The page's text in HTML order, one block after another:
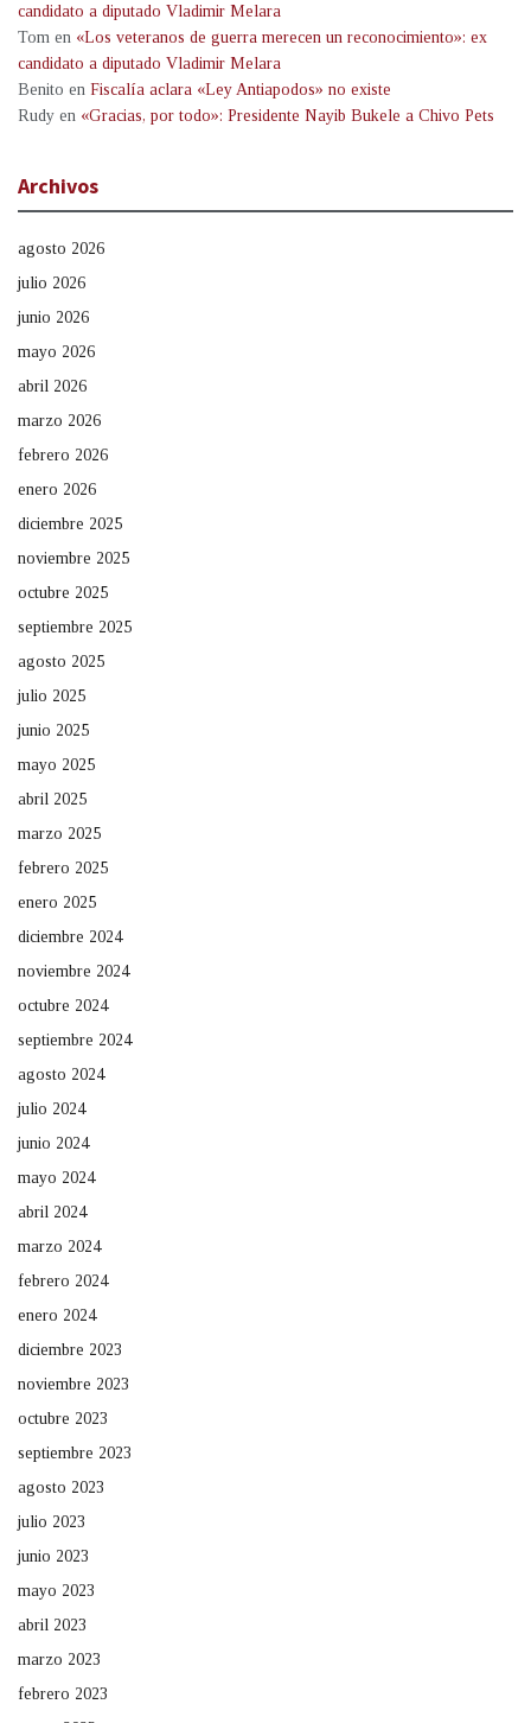
candidato a diputado Vladimir Melara
Tom en «Los veteranos de guerra merecen un reconocimiento»: ex
candidato a diputado Vladimir Melara
Benito en Fiscalía aclara «Ley Antiapodos» no existe
Rudy en «Gracias, por todo»: Presidente Nayib Bukele a Chivo Pets
Archivos
agosto 2026
julio 2026
junio 2026
mayo 2026
abril 2026
marzo 2026
febrero 2026
enero 2026
diciembre 2025
noviembre 2025
octubre 2025
septiembre 2025
agosto 2025
julio 2025
junio 2025
mayo 2025
abril 2025
marzo 2025
febrero 2025
enero 2025
diciembre 2024
noviembre 2024
octubre 2024
septiembre 2024
agosto 2024
julio 2024
junio 2024
mayo 2024
abril 2024
marzo 2024
febrero 2024
enero 2024
diciembre 2023
noviembre 2023
octubre 2023
septiembre 2023
agosto 2023
julio 2023
junio 2023
mayo 2023
abril 2023
marzo 2023
febrero 2023